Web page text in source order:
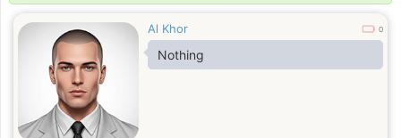
Al Khor 0
Nothing